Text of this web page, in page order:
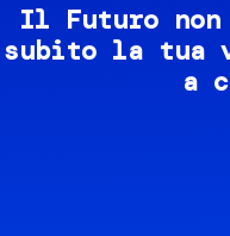
Il Futuro
subito la tua
a